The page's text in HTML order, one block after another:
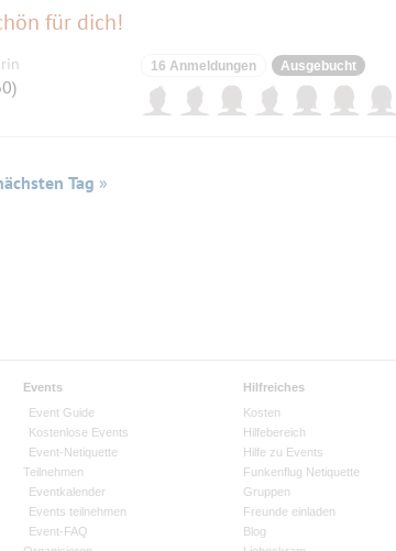
für dich!
16 Anmeldungen Ausgebucht
Tag »
Events
Event Guide
Kostenlose Events
Event-Netiquette
Teilnehmen
Eventkalender
Events teilnehmen
Event-FAQ
Hilfreiches
Kosten
Hilfebereich
Hilfe zu Events
Funkenflug Netiquette
Gruppen
Freunde einladen
Blog